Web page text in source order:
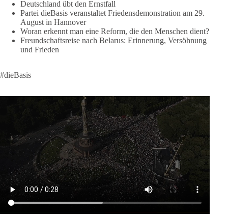
Verteidigungsindustrie, Modernisierung der Streitkräfte, ein
klares Bekenntnis zur militärischen Abschreckung und dazu
die Forderung, der Iran dürfe keine Kernwaffe besitzen.
Und wo war der Austausch über eine friedensorientierte
🟩🟩🟦🟦🟥🟥🟧🟧
dieBasis fordert als einzige Partei in Deutschland den Austritt
aus der NATO. Ein Gipfel, der mehr nach Rüstungsdeal als
nach Friedenspolitik klingt, wird niemals Sicherheit schaffen,
ob nun in Deutschland oder weltweit.
Quelle: https://www.tagesschau.de/ausland/asien/nato-
erklaerung-ankara-100.html
#dieBasis #NATO #Gipfeltreffen #Frieden #Sicherheit
Deutschland übt den Ernstfall
Partei dieBasis veranstaltet Friedensdemonstration am 29.
August in Hannover
Woran erkennt man eine Reform, die den Menschen dient?
Freundschaftsreise nach Belarus: Erinnerung, Versöhnung
und Frieden
#dieBasis